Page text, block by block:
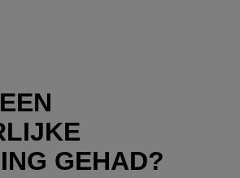
GEHAD?